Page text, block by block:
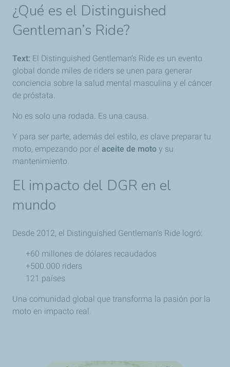
¿Qué es el Distinguished
Gentleman’s Ride?
Text: El Distinguished Gentleman’s Ride es un evento
global donde miles de riders se unen para generar
conciencia sobre la salud mental masculina y el cáncer
de próstata.
No es solo una rodada. Es una causa.
Y para ser parte, además del estilo, es clave preparar tu
moto, empezando por el aceite de moto y su
mantenimiento.
El impacto del DGR en el
mundo
Desde 2012, el Distinguished Gentleman’s Ride logró:
+60 millones de dólares recaudados
+500.000 riders
121 países
Una comunidad global que transforma la pasión por la
moto en impacto real.